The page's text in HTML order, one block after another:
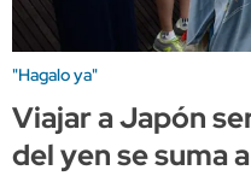
"Hagalo ya"
Viajar a Japón
del yen se suma